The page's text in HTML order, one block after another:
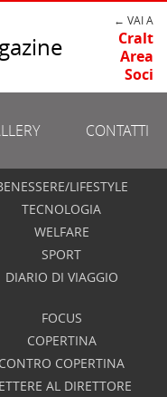
← VAI A
Cralt
Area
Soci
CONTATTI
LIFESTYLE
TECNOLOGIA
WELFARE
SPORT
DIARIO DI VIAGGIO
FOCUS
COPERTINA
CONTRO COPERTINA
AL DIRETTORE